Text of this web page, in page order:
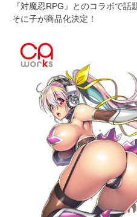
『対魔忍RPG』とのコラボで
そに子が商品化決定！